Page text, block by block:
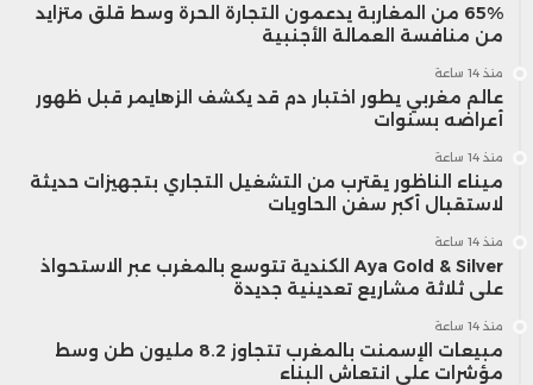
65% من المغاربة يدعمون التجارة الحرة وسط قلق متزايد
من منافسة العمالة الأجنبية
منذ 14 ساعة
عالم مغربي يطور اختبار دم قد يكشف الزهايمر قبل ظهور
أعراضه بسنوات
منذ 14 ساعة
ميناء الناظور يقترب من التشغيل التجاري بتجهيزات حديثة
لاستقبال أكبر سفن الحاويات
منذ 14 ساعة
Aya Gold & Silver الكندية تتوسع بالمغرب عبر الاستحواذ
على ثلاثة مشاريع تعدينية جديدة
منذ 14 ساعة
مبيعات الإسمنت بالمغرب تتجاوز 8.2 مليون طن وسط
مؤشرات على انتعاش البناء